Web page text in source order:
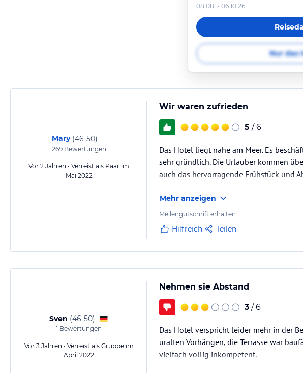
08.08. - 06.10.26
Nur das
Mary (46-50)
269Bewertungen
Vor 2 Jahren • Verreist als Paar im
Mai 2022
Wir waren zufrieden
5 / 6
Das Hotel liegt nahe am Meer. Es
sehr gründlich. Die Urlauber kommen
auch das hervorragende Frühstück und
Mehr anzeigen
Meilengutschrift erhalten
Hilfreich Teilen
Sven (46-50)
1 Bewertungen
Vor 3 Jahren • Verreist als Gruppe im
April 2022
Nehmen sie Abstand
3 / 6
Das Hotel verspricht leider mehr in der
uralten Vorhängen, die Terrasse war
vielfach völlig inkompetent.